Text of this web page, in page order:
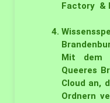
Factory &
Mit dem
Queeres
Cloud an,
Ordnern